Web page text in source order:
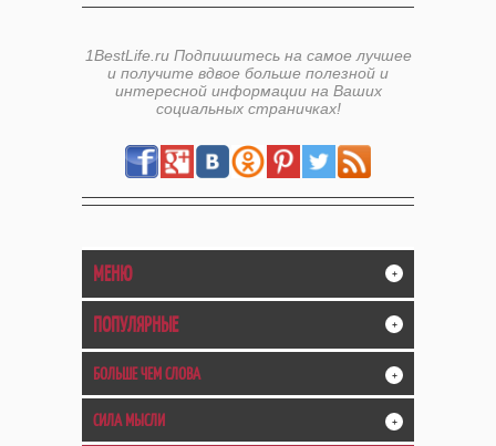
1BestLife.ru Подпишитесь на самое лучшее
и получите вдвое больше полезной и
интересной информации на Ваших
социальных страничках!
МЕНЮ +
ПОПУЛЯРНЫЕ +
БОЛЬШЕ ЧЕМ СЛОВА +
СИЛА МЫСЛИ +